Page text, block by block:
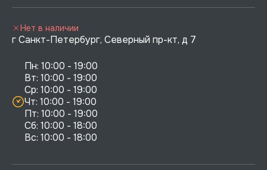
г Санкт-Петербург, Северный пр-кт, д 7
Пн: 10:00 - 19:00
Вт: 10:00 - 19:00
Ср: 10:00 - 19:00
Чт: 10:00 - 19:00
Пт: 10:00 - 19:00
Сб: 10:00 - 18:00
Нет в наличии